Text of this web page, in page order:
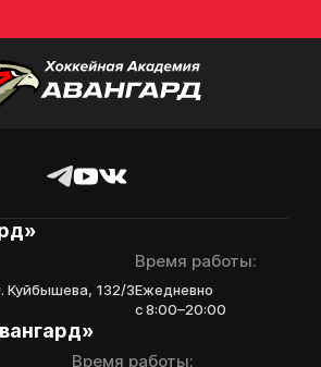
Куйбышева, 132/3
Время работы:
Ежедневно
с 8:00–20:00
Время работы: